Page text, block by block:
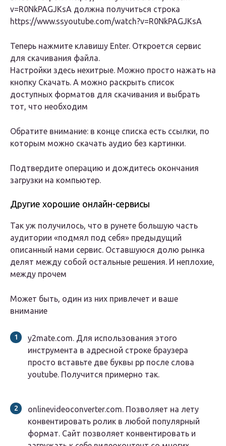
v=R0NkPAGJKsA должна получиться строка
https://www.ssyoutube.com/watch?v=R0NkPAGJKsA
Теперь нажмите клавишу Enter. Откроется сервис
для скачивания файла.
Настройки здесь нехитрые. Можно просто нажать на
кнопку Скачать. А можно раскрыть список
доступных форматов для скачивания и выбрать
тот, что необходим
Обратите внимание: в конце списка есть ссылки, по
которым можно скачать аудио без картинки.
Подтвердите операцию и дождитесь окончания
загрузки на компьютер.
Другие хорошие онлайн-сервисы
Так уж получилось, что в рунете большую часть
аудитории «подмял под себя» предыдущий
описанный нами сервис. Оставшуюся долю рынка
делят между собой остальные решения. И неплохие,
между прочем
Может быть, один из них привлечет и ваше
внимание
y2mate.com. Для использования этого
инструмента в адресной строке браузера
просто вставьте две буквы pp после слова
youtube. Получится примерно так.
onlinevideoconverter.com. Позволяет на лету
конвентировать ролик в любой популярный
формат. Сайт позволяет конвентировать и